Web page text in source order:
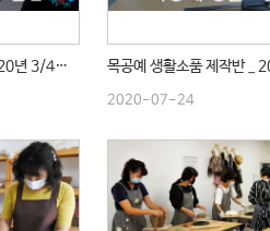
목공예 짜맞춤 제작-초급반 _ 2020년 3/4분기 수업
2020-07-24